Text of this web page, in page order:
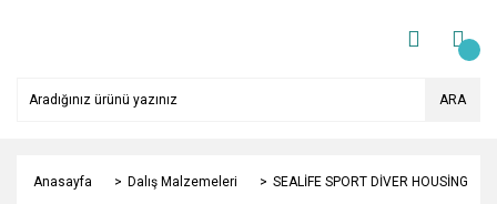
ARA
Anasayfa Dalış Malzemeleri SEALİFE SPORT DİVER HOUSİNG